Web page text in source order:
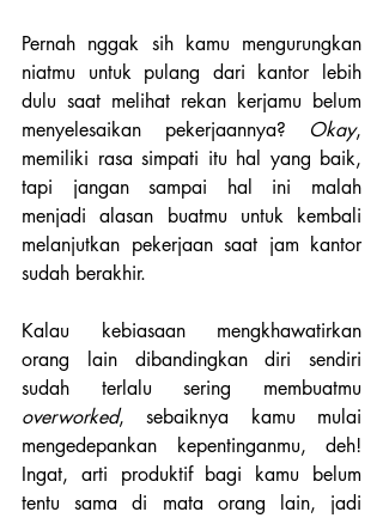
Pernah nggak sih kamu mengurungkan
niatmu untuk pulang dari kantor lebih
dulu saat melihat rekan kerjamu belum
menyelesaikan pekerjaannya? Okay,
memiliki rasa simpati itu hal yang baik,
tapi jangan sampai hal ini malah
menjadi alasan buatmu untuk kembali
melanjutkan pekerjaan saat jam kantor
sudah berakhir.
Kalau kebiasaan mengkhawatirkan
orang lain dibandingkan diri sendiri
sudah terlalu sering membuatmu
overworked, sebaiknya kamu mulai
mengedepankan kepentinganmu, deh!
Ingat, arti produktif bagi kamu belum
tentu sama di mata orang lain, jadi